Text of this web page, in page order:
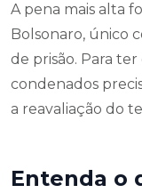
A pena mais alta
Bolsonaro, único
de prisão. Para
condenados
a reavaliação do
Entenda o